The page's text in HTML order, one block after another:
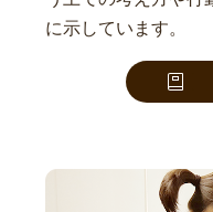
に示しています。